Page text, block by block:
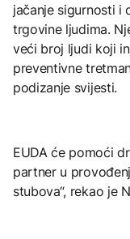
jačanje sigurnosti i
trgovine ljudima.
veći broj ljudi koji
preventivne
podizanje svijesti.
EUDA će pomoći
partner u
stubova“, rekao je